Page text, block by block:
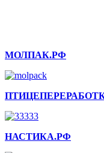
МОЛПАК.РФ
НАСТИКА.РФ